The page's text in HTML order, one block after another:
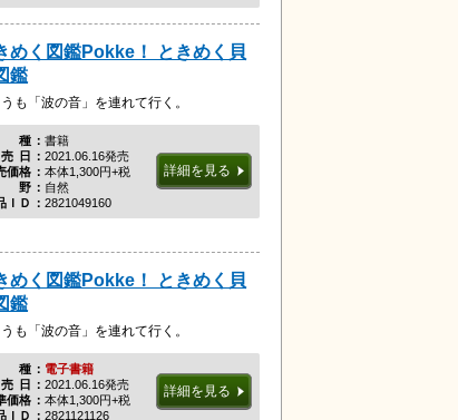
めく図鑑Pokke！ ときめく貝
鑑
も「波の音」を連れて行く。
種書籍
日 2021.06.16発売
価格
本体1,300円+税
野自然
ＩＤ
2821049160
詳細を見る
めく図鑑Pokke！ ときめく貝
鑑
も「波の音」を連れて行く。
種電子書籍
日 2021.06.16発売
価格
本体1,300円+税
ＩＤ
2821121126
詳細を見る